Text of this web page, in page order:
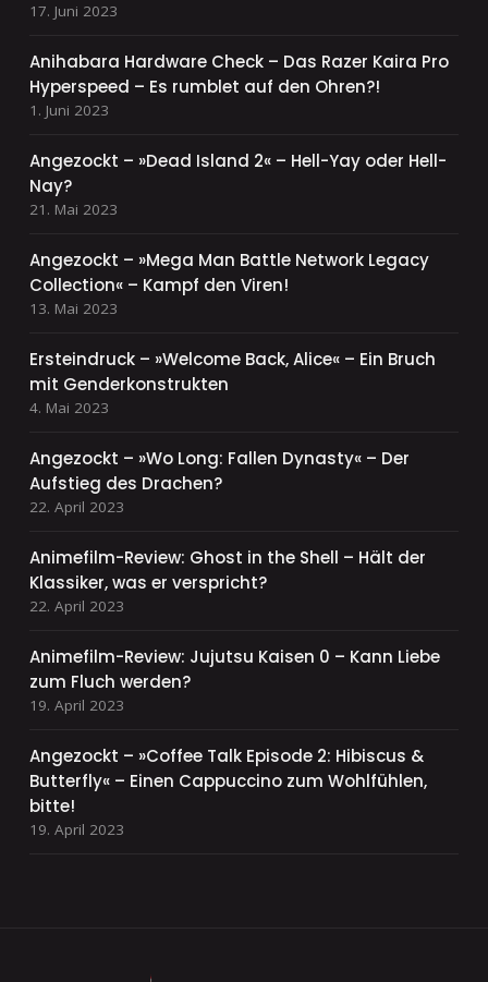
17. Juni 2023
Anihabara Hardware Check – Das Razer Kaira Pro
Hyperspeed – Es rumblet auf den Ohren?!
1. Juni 2023
Angezockt – »Dead Island 2« – Hell-Yay oder Hell-
Nay?
21. Mai 2023
Angezockt – »Mega Man Battle Network Legacy
Collection« – Kampf den Viren!
13. Mai 2023
Ersteindruck – »Welcome Back, Alice« – Ein Bruch
mit Genderkonstrukten
4. Mai 2023
Angezockt – »Wo Long: Fallen Dynasty« – Der
Aufstieg des Drachen?
22. April 2023
Animefilm-Review: Ghost in the Shell – Hält der
Klassiker, was er verspricht?
22. April 2023
Animefilm-Review: Jujutsu Kaisen 0 – Kann Liebe
zum Fluch werden?
19. April 2023
Angezockt – »Coffee Talk Episode 2: Hibiscus &
Butterfly« – Einen Cappuccino zum Wohlfühlen,
bitte!
19. April 2023